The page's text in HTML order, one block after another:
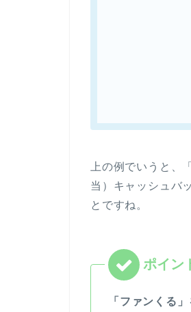
上の例でいうと
当）キャッシュバ
とですね。
「ファンくる